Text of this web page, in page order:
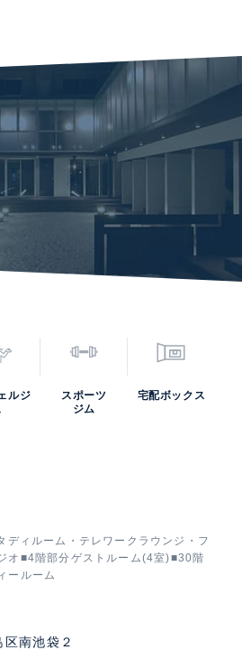
ルジ
スポーツ
ジム
宅配ボックス
ディルーム・テレワークラウンジ・フ
オ■4階部分ゲストルーム(4室)■30階
ールーム
区南池袋２